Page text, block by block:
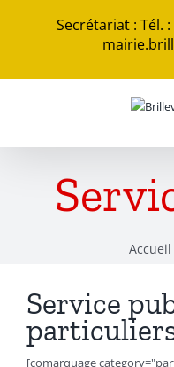
Secrétariat : Tél.
Accueil
Service
[comarquage